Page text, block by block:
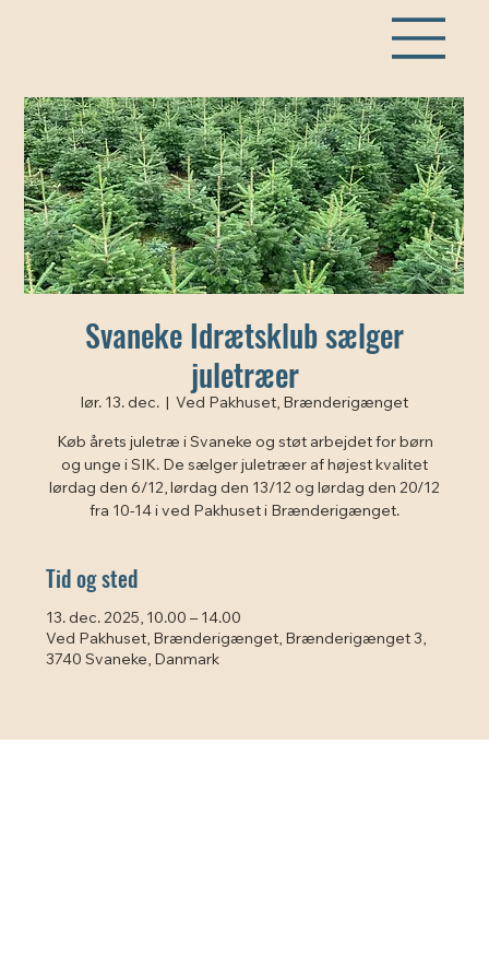
Svaneke Idrætsklub sælger
juletræer
lør. 13. dec. Ved Pakhuset, Brænderigænget
Køb årets juletræ i Svaneke og støt arbejdet for børn
og unge i SIK. De sælger juletræer af højest kvalitet
lørdag den 6/12, lørdag den 13/12 og lørdag den 20/12
fra 10-14 i ved Pakhuset i Brænderigænget.
Tid og sted
13. dec. 2025, 10.00 – 14.00
Ved Pakhuset, Brænderigænget, Brænderigænget 3,
3740 Svaneke, Danmark